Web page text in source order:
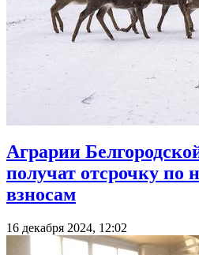
Аграрии
получат отсрочку по
взносам
16 декабря 2024, 12:02